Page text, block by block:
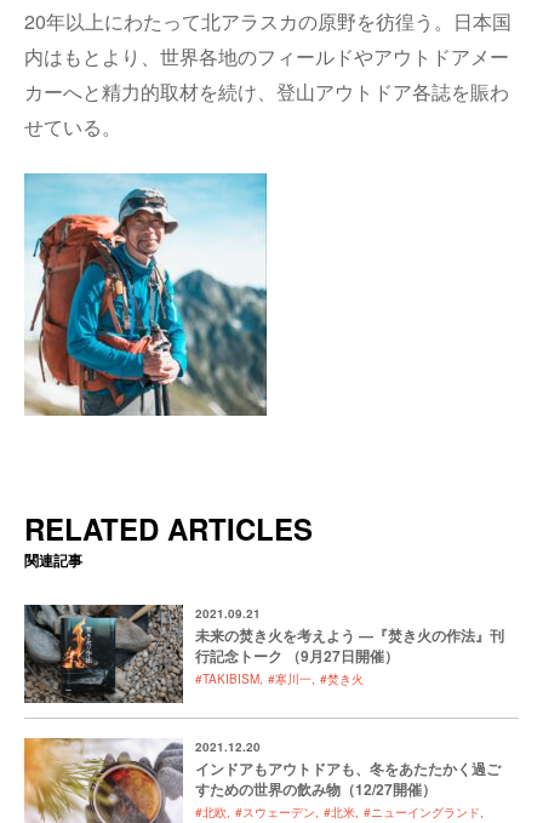
20年以上にわたって北アラスカの原野を彷徨う。日本国
内はもとより、世界各地のフィールドやアウトドアメー
カーへと精力的取材を続け、登山アウトドア各誌を賑わ
せている。
RELATED ARTICLES
関連記事
2021.09.21
未来の焚き火を考えよう —『焚き火の作法』刊
行記念トーク （9月27日開催）
#TAKIBISM #寒川一 #焚き火
2021.12.20
インドアもアウトドアも、冬をあたたかく過ご
すための世界の飲み物（12/27開催）
#北欧 #スウェーデン #北米 #ニューイングランド